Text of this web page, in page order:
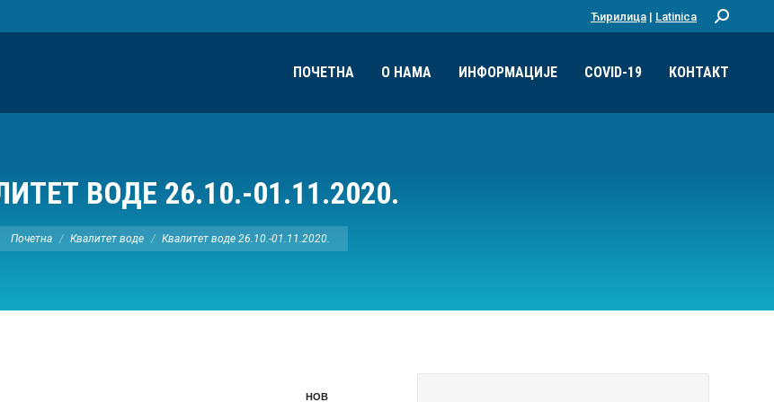
Ћирилица | Latinica Претрага:
ПОЧЕТНА О НАМА ИНФОРМАЦИЈЕ COVID-19 КОНТАКТ
ВОДЕ 26.10.-01.11.2020.
сте овде:
Почетна Квалитет воде Квалитет воде 26.10.-01.11.2020.
НОВ